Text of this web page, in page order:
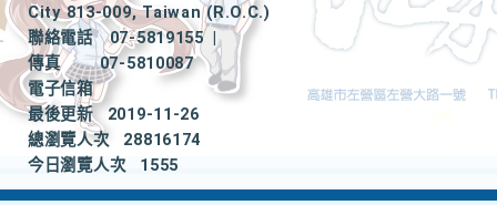
City 813-009, Taiwan (R.O.C.)
聯絡電話
07-5819155
|
傳真
07-5810087
電子信箱
最後更新
2019-11-26
總瀏覽人次
28816174
今日瀏覽人次
1555